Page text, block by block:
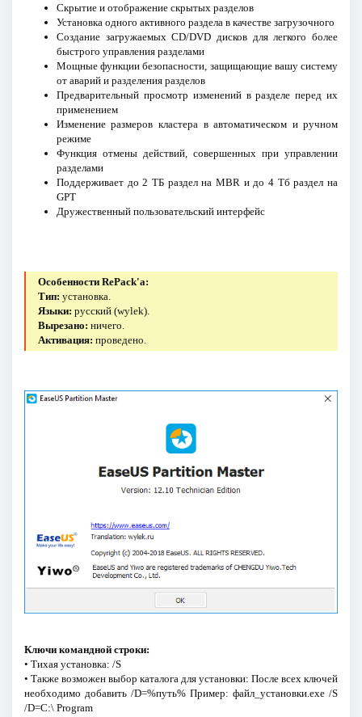
Скрытие и отображение скрытых разделов
Установка одного активного раздела в качестве загрузочного
Создание загружаемых CD/DVD дисков для легкого более
быстрого управления разделами
Мощные функции безопасности, защищающие вашу систему
от аварий и разделения разделов
Предварительный просмотр изменений в разделе перед их
применением
Изменение размеров кластера в автоматическом и ручном
режиме
Функция отмены действий, совершенных при управлении
разделами
Поддерживает до 2 ТБ раздел на MBR и до 4 Тб раздел на
GPT
Дружественный пользовательский интерфейс
Особенности RePack'a:
Тип: установка.
Языки: русский (wylek).
Вырезано: ничего.
Активация: проведено.
Ключи командной строки:
• Тихая установка: /S
• Также возможен выбор каталога для установки: После всех ключей
необходимо добавить /D=%путь% Пример: файл_установки.exe /S
/D=C:\ Program